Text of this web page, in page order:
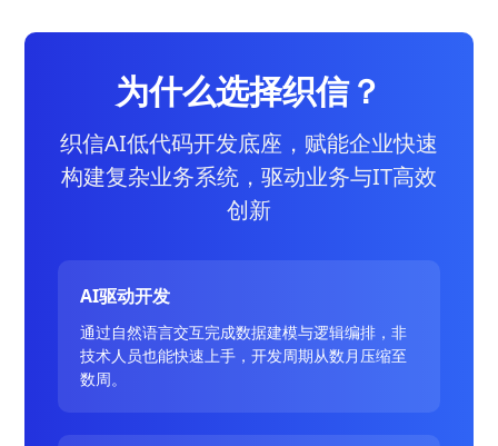
为什么选择织信？
织信AI低代码开发底座，赋能企业快速
构建复杂业务系统，驱动业务与IT高效
创新
AI驱动开发
通过自然语言交互完成数据建模与逻辑编排，非
技术人员也能快速上手，开发周期从数月压缩至
数周。